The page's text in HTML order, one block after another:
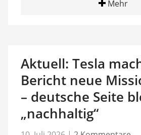
Mehr
Aktuell: Tesla
Bericht neue
– deutsche Seite
„nachhaltig“